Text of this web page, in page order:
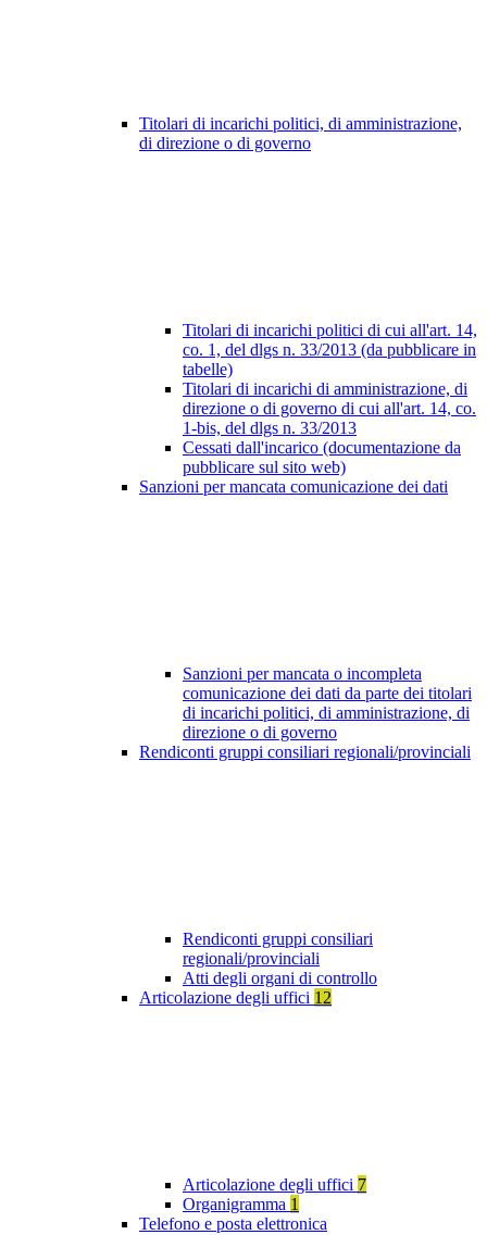
Titolari di incarichi politici, di amministrazione,
di direzione o di governo
Titolari di incarichi politici di cui all'art. 14,
co. 1, del dlgs n. 33/2013 (da pubblicare in
tabelle)
Titolari di incarichi di amministrazione, di
direzione o di governo di cui all'art. 14, co.
1-bis, del dlgs n. 33/2013
Cessati dall'incarico (documentazione da
pubblicare sul sito web)
Sanzioni per mancata comunicazione dei dati
Sanzioni per mancata o incompleta
comunicazione dei dati da parte dei titolari
di incarichi politici, di amministrazione, di
direzione o di governo
Rendiconti gruppi consiliari regionali/provinciali
Rendiconti gruppi consiliari
regionali/provinciali
Atti degli organi di controllo
Articolazione degli uffici 12
Articolazione degli uffici 7
Organigramma 1
Telefono e posta elettronica